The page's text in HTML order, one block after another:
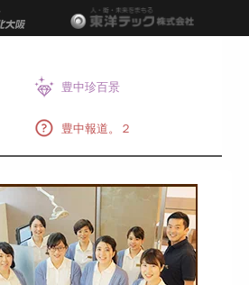
豊中珍百景
豊中報道。２